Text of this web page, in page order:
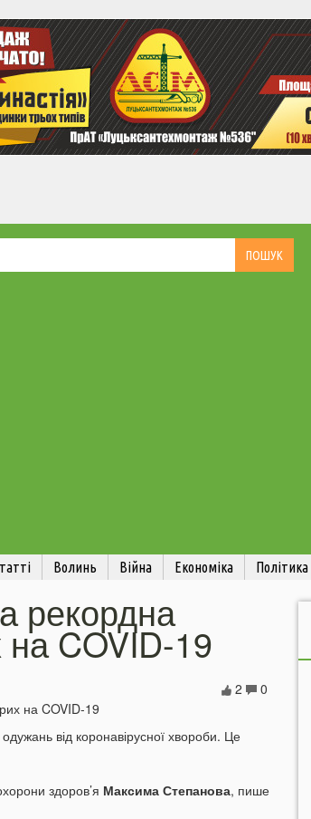
Волинь Війна Економіка Політика
рекордна
на COVID-19
0
2
від коронавірусної хвороби. Це
здоров’я Максима Степанова, пише